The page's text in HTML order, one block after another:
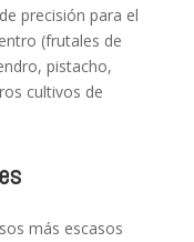
precisión para el
(frutales de
pistacho,
cultivos de
más escasos